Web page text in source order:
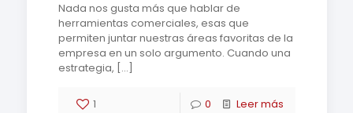
Nada nos gusta más que hablar de
herramientas comerciales, esas que
permiten juntar nuestras áreas favoritas de la
empresa en un solo argumento. Cuando una
estrategia, […]
1 0 Leer más